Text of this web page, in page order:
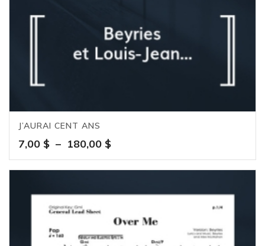
J’AURAI CENT ANS
7,00 $ – 180,00 $Plage
de
prix :
à